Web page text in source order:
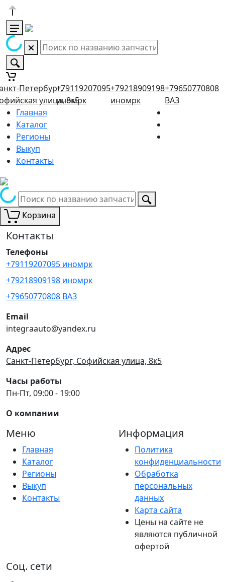
Петербург,
улица, 8к5
+79119207095
иномрк
+79218909198
иномрк
+79650770808
ВАЗ
Главная
Каталог
Регионы
Выкуп
Контакты
Корзина
Контакты
Телефоны
+79119207095 иномрк
+79218909198 иномрк
+79650770808 ВАЗ
Email
integraauto@yandex.ru
Адрес
Санкт-Петербург, Софийская улица, 8к5
Часы работы
Пн-Пт, 09:00 - 19:00
О компании
Меню
Главная
Каталог
Регионы
Выкуп
Контакты
Информация
Политика
конфиденциальности
Обработка
персональных
данных
Карта сайта
Цены на сайте не
являются публичной
офертой
Соц. сети